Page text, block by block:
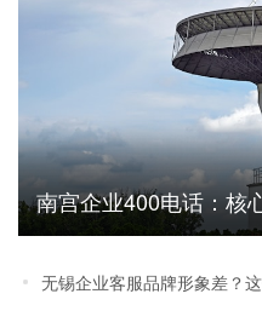
南宫企业400电话：核
文说清
无锡企业客服品牌形象差？